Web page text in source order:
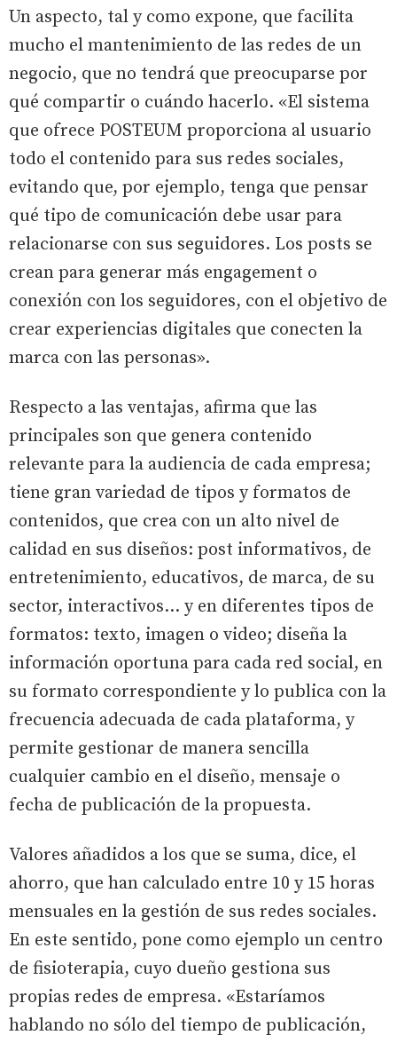
Un aspecto, tal y como expone, que facilita
mucho el mantenimiento de las redes de un
negocio, que no tendrá que preocuparse por
qué compartir o cuándo hacerlo. «El sistema
que ofrece POSTEUM proporciona al usuario
todo el contenido para sus redes sociales,
evitando que, por ejemplo, tenga que pensar
qué tipo de comunicación debe usar para
relacionarse con sus seguidores. Los posts se
crean para generar más engagement o
conexión con los seguidores, con el objetivo de
crear experiencias digitales que conecten la
marca con las personas».
Respecto a las ventajas, afirma que las
principales son que genera contenido
relevante para la audiencia de cada empresa;
tiene gran variedad de tipos y formatos de
contenidos, que crea con un alto nivel de
calidad en sus diseños: post informativos, de
entretenimiento, educativos, de marca, de su
sector, interactivos… y en diferentes tipos de
formatos: texto, imagen o video; diseña la
información oportuna para cada red social, en
su formato correspondiente y lo publica con la
frecuencia adecuada de cada plataforma, y
permite gestionar de manera sencilla
cualquier cambio en el diseño, mensaje o
fecha de publicación de la propuesta.
Valores añadidos a los que se suma, dice, el
ahorro, que han calculado entre 10 y 15 horas
mensuales en la gestión de sus redes sociales.
En este sentido, pone como ejemplo un centro
de fisioterapia, cuyo dueño gestiona sus
propias redes de empresa. «Estaríamos
hablando no sólo del tiempo de publicación,